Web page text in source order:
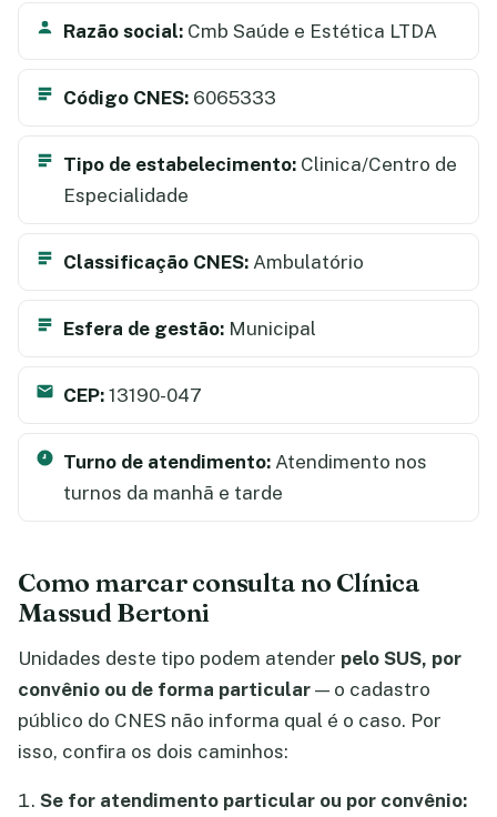
Razão social: Cmb Saúde e Estética LTDA
Código CNES: 6065333
Tipo de estabelecimento: Clinica/Centro de
Especialidade
Classificação CNES: Ambulatório
Esfera de gestão: Municipal
CEP: 13190-047
Turno de atendimento: Atendimento nos
turnos da manhã e tarde
Como marcar consulta no Clínica
Massud Bertoni
Unidades deste tipo podem atender pelo SUS, por
convênio ou de forma particular — o cadastro
público do CNES não informa qual é o caso. Por
isso, confira os dois caminhos:
Se for atendimento particular ou por convênio: